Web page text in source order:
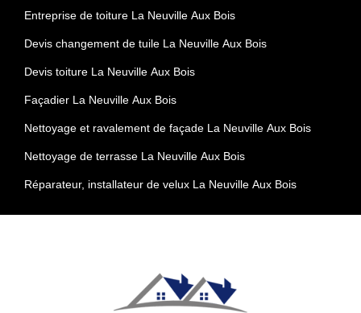
Entreprise de toiture La Neuville Aux Bois
Devis changement de tuile La Neuville Aux Bois
Devis toiture La Neuville Aux Bois
Façadier La Neuville Aux Bois
Nettoyage et ravalement de façade La Neuville Aux Bois
Nettoyage de terrasse La Neuville Aux Bois
Réparateur, installateur de velux La Neuville Aux Bois